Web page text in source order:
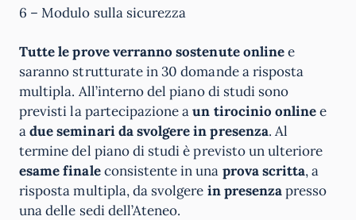
6 – Modulo sulla sicurezza
Tutte le prove verranno sostenute onlinee
saranno strutturate in 30 domande a risposta
multipla. All’interno del piano di studi sono
previsti la partecipazione aun tirocinio onlinee
adue seminari da svolgere in presenza. Al
termine del piano di studi è previsto un ulteriore
esame finaleconsistente in una prova scritta, a
risposta multipla, da svolgere in presenzapresso
una delle sedi dell’Ateneo.